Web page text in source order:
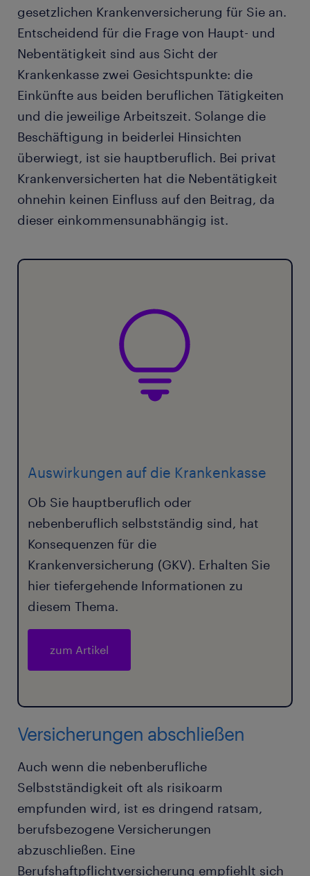
gesetzlichen Krankenversicherung für Sie an.
Entscheidend für die Frage von Haupt- und
Nebentätigkeit sind aus Sicht der
Krankenkasse zwei Gesichtspunkte: die
Einkünfte aus beiden beruflichen Tätigkeiten
und die jeweilige Arbeitszeit. Solange die
Beschäftigung in beiderlei Hinsichten
überwiegt, ist sie hauptberuflich. Bei privat
Krankenversicherten hat die Nebentätigkeit
ohnehin keinen Einfluss auf den Beitrag, da
dieser einkommensunabhängig ist.
Auswirkungen auf die Krankenkasse
Ob Sie hauptberuflich oder
nebenberuflich selbstständig sind, hat
Konsequenzen für die
Krankenversicherung (GKV). Erhalten Sie
hier tiefergehende Informationen zu
diesem Thema.
zum Artikel
Versicherungen abschließen
Auch wenn die nebenberufliche
Selbstständigkeit oft als risikoarm
empfunden wird, ist es dringend ratsam,
berufsbezogene Versicherungen
abzuschließen. Eine
Berufshaftpflichtversicherung empfiehlt sich